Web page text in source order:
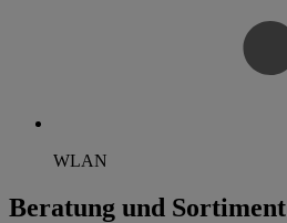
WLAN
Beratung und Sortiment